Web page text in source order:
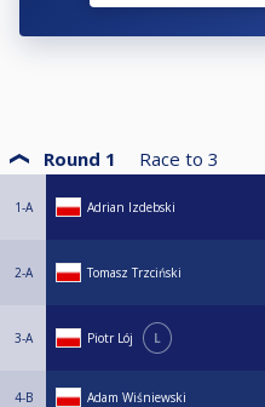
Round 1 Race to 3
1-A Adrian Izdebski
2-A Tomasz Trzciński
3-A Piotr Lój L
4-B Adam Wiśniewski